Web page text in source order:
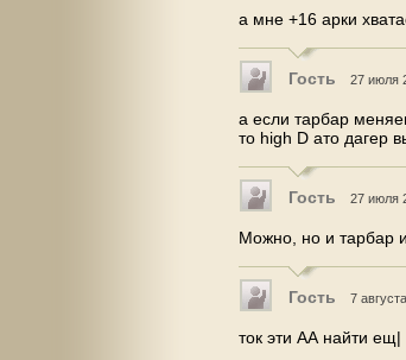
а мне +16 арки
Гость 27 июля
а если тарбар
то high D ато дагер
Гость 27 июля
Можно, но и тарбар
Гость 7
ток эти АА найти ещ|